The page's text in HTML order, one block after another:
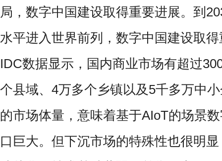
局，数字中国建设取得重要进展。到
水平进入世界前列，数字中国建设取
IDC数据显示，国内商业市场有超过
个县域、4万多个乡镇以及5千多万中
的市场体量，意味着基于AIoT的场景
口巨大。但下沉市场的特殊性也很明